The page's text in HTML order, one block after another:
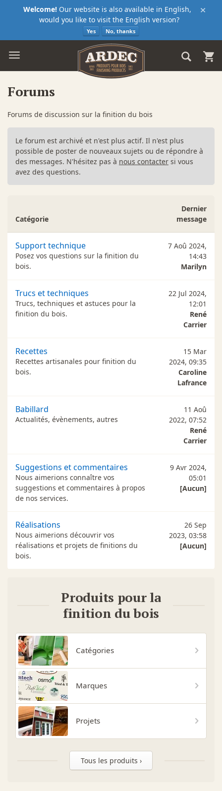
×
Welcome! Our website is also available in English,
would you like to visit the English version?
Yes No, thanks
Forums
Forums de discussion sur la finition du bois
Le forum est archivé et n'est plus actif. Il n'est plus
possible de poster de nouveaux sujets ou de répondre à
des messages. N'hésitez pas à nous contacter si vous
avez des questions.
Catégorie
Dernier
message
Support technique
Posez vos questions sur la finition du
bois.
7 Aoû 2024,
14:43
Marilyn
Trucs et techniques
Trucs, techniques et astuces pour la
finition du bois.
22 Jul 2024,
12:01
René
Carrier
Recettes
Recettes artisanales pour finition du
bois.
15 Mar
2024, 09:35
Caroline
Lafrance
Babillard
Actualités, évènements, autres
11 Aoû
2022, 07:52
René
Carrier
Suggestions et commentaires
Nous aimerions connaître vos
suggestions et commentaires à propos
de nos services.
9 Avr 2024,
05:01
[Aucun]
Réalisations
Nous aimerions découvrir vos
réalisations et projets de finitions du
bois.
26 Sep
2023, 03:58
[Aucun]
Produits pour la
finition du bois
Catégories
Marques
Projets
Tous les produits ›